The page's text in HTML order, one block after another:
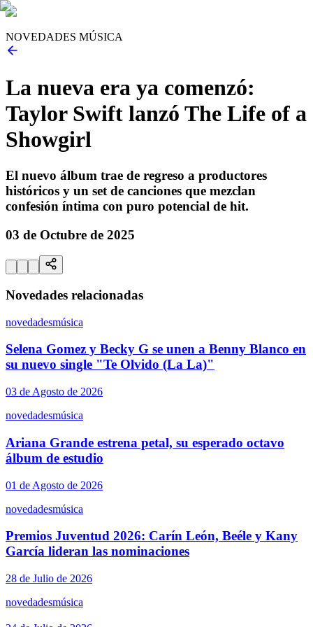
NOVEDADES MÚSICA
La nueva era ya comenzó:
Taylor Swift lanzó The Life of a
Showgirl
El nuevo álbum trae de regreso a productores
históricos y un set de canciones que mezclan
confesión íntima con puro potencial de hit.
03 de Octubre de 2025
Novedades relacionadas
novedadesmúsica
Selena Gomez y Becky G se unen a Benny Blanco en
su nuevo single "Te Olvido (La La)"
03 de Agosto de 2026
novedadesmúsica
Ariana Grande estrena petal, su esperado octavo
álbum de estudio
01 de Agosto de 2026
novedadesmúsica
Premios Juventud 2026: Carín León, Beéle y Kany
García lideran las nominaciones
28 de Julio de 2026
novedadesmúsica